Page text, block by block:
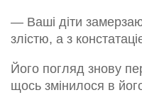
— Ваші діти
злістю, а з
Його погляд знову
щось змінилося в